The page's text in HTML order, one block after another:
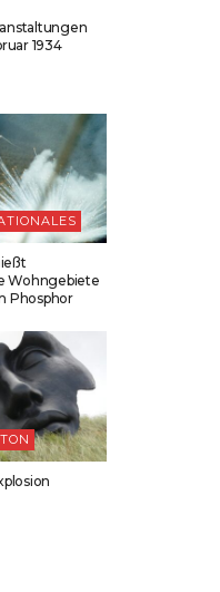
1934
Wohngebiete
Phosphor